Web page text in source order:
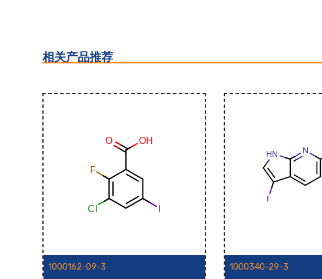
相关产品推荐
1000162-09-3 1000340-29-3